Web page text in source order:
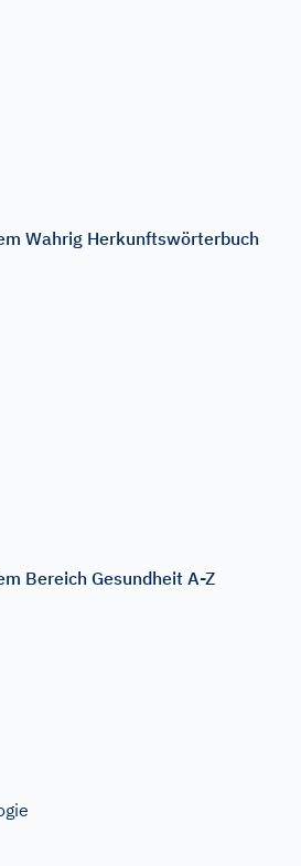
Wahrig Herkunftswörterbuch
Bereich Gesundheit A-Z